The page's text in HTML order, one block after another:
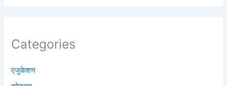
Categories
एजुकेशन